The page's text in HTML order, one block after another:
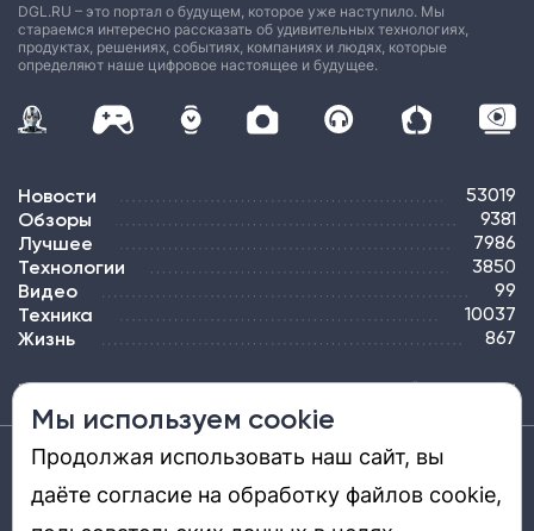
DGL.RU – это портал о будущем, которое уже наступило. Мы
стараемся интересно рассказать об удивительных технологиях,
продуктах, решениях, событиях, компаниях и людях, которые
определяют наше цифровое настоящее и будущее.
Новости 53019
Обзоры 9381
Лучшее 7986
Технологии 3850
Видео 99
Техника 10037
Жизнь 867
ПОДПИСКА РЕКЛАМА КОНТАКТЫ КАРТА САЙТА ТЭГИ
Средство массовой информации «DGL.RU — Цифровой мир» (www.dgl.ru).
Реестровая запись средства массовой информации (СМИ) сетевого издания ЭЛ №
ФС 77 - 81669, выдано Роскомнадзором 27.08.2021. Учредитель: ООО «ДиДжиЭль».
Главный редактор: Шкред Т. В. Телефон редакции +7901-907-1590. Адрес
Мы используем cookie
Продолжая использовать наш сайт, вы
даёте согласие на обработку файлов cookie,